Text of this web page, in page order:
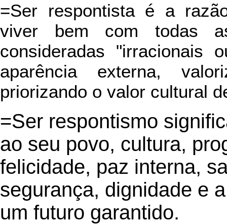
=Ser respontista é a
viver bem com todas
consideradas "irracionais
aparência externa,
priorizando o valor cultural
=Ser respontismo
ao seu povo, cultura,
felicidade, paz interna,
segurança, dignidade e
um futuro garantido.